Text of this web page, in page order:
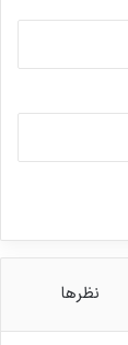
نظرها